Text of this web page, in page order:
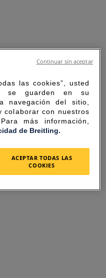
THE
las cookies”, usted
se guarden en su
navegación del sitio,
colaborar con nuestros
más información,
de Breitling.
ACEPTAR TODAS LAS
COOKIES
Continuar sin aceptar